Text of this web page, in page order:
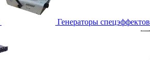
Генераторы спецэффектов